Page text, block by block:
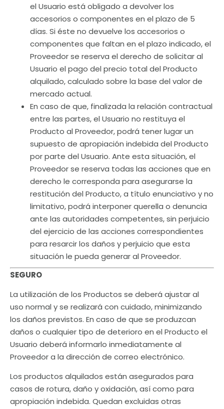
el Usuario está obligado a devolver los
accesorios o componentes en el plazo de 5
días. Si éste no devuelve los accesorios o
componentes que faltan en el plazo indicado, el
Proveedor se reserva el derecho de solicitar al
Usuario el pago del precio total del Producto
alquilado, calculado sobre la base del valor de
mercado actual.
En caso de que, finalizada la relación contractual
entre las partes, el Usuario no restituya el
Producto al Proveedor, podrá tener lugar un
supuesto de apropiación indebida del Producto
por parte del Usuario. Ante esta situación, el
Proveedor se reserva todas las acciones que en
derecho le corresponda para asegurarse la
restitución del Producto, a título enunciativo y no
limitativo, podrá interponer querella o denuncia
ante las autoridades competentes, sin perjuicio
del ejercicio de las acciones correspondientes
para resarcir los daños y perjuicio que esta
situación le pueda generar al Proveedor.
SEGURO
La utilización de los Productos se deberá ajustar al
uso normal y se realizará con cuidado, minimizando
los daños previstos. En caso de que se produzcan
daños o cualquier tipo de deterioro en el Producto el
Usuario deberá informarlo inmediatamente al
Proveedor a la dirección de correo electrónico.
Los productos alquilados están asegurados para
casos de rotura, daño y oxidación, así como para
apropiación indebida. Quedan excluidas otras